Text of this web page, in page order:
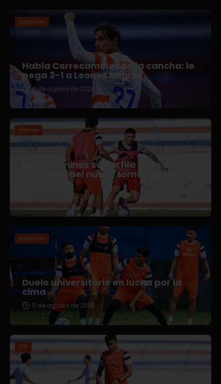
Expansión
Habla Correcaminos en la cancha: le
pega 3-1 a Leones Negros
6 de agosto de 2026
Premier
Correcaminos se perfila para el
arranque del nuevo torneo en Liga
5 de agosto de 2026
Expansión
Duelo universitario en lucha por la
cima
5 de agosto de 2026
TDP